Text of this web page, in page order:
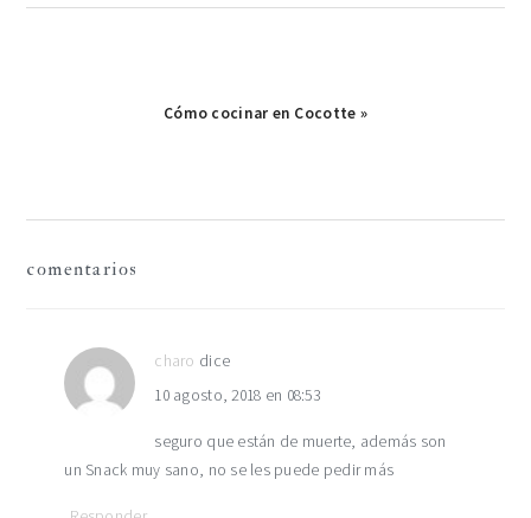
Publicación
Cómo cocinar en Cocotte »
interacciones
los
lectores
comentarios
charo dice
10 agosto, 2018 en 08:53
seguro que están de muerte, además son
un Snack muy sano, no se les puede pedir más